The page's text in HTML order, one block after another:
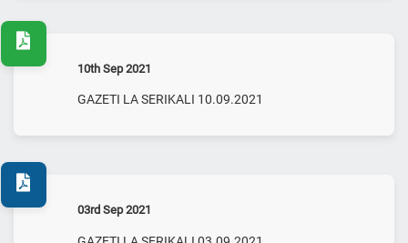
10th Sep 2021
GAZETI LA SERIKALI 10.09.2021
03rd Sep 2021